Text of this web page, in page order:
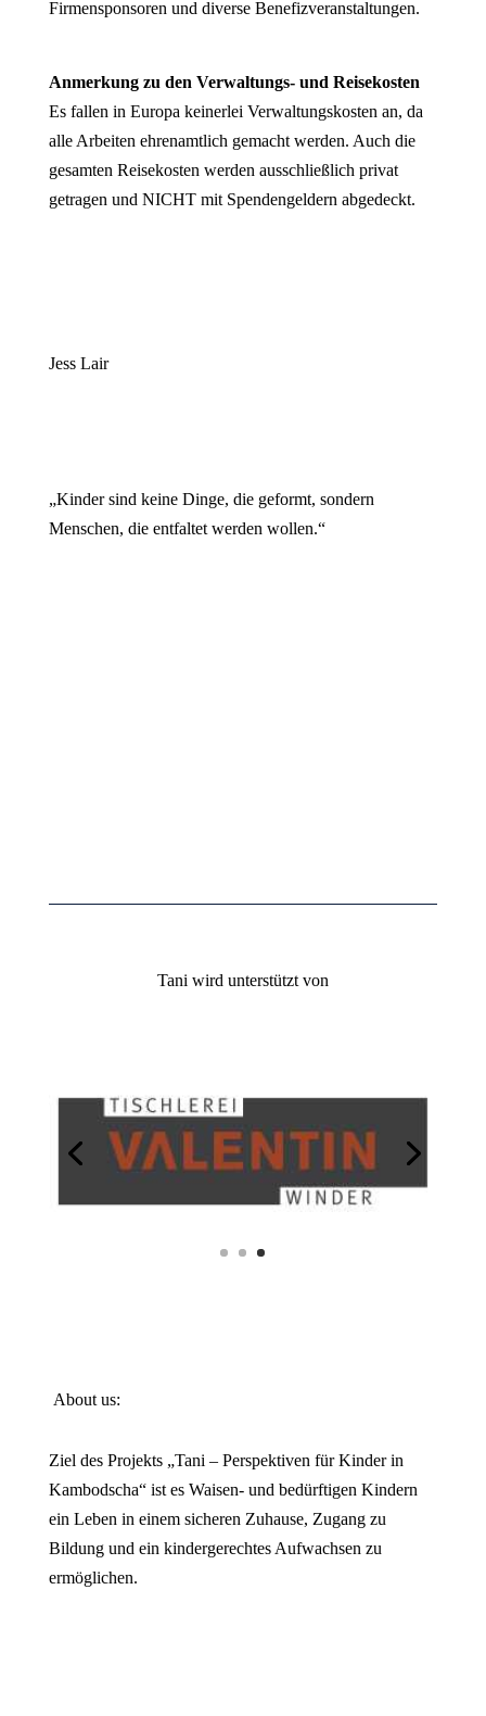
Firmensponsoren und diverse Benefizveranstaltungen.
Anmerkung zu den Verwaltungs- und Reisekosten
Es fallen in Europa keinerlei Verwaltungskosten an, da
alle Arbeiten ehrenamtlich gemacht werden. Auch die
gesamten Reisekosten werden ausschließlich privat
getragen und NICHT mit Spendengeldern abgedeckt.
Jess Lair
„Kinder sind keine Dinge, die geformt, sondern
Menschen, die entfaltet werden wollen.“
Tani wird unterstützt von
About us:
Ziel des Projekts „Tani – Perspektiven für Kinder in
Kambodscha“ ist es Waisen- und bedürftigen Kindern
ein Leben in einem sicheren Zuhause, Zugang zu
Bildung und ein kindergerechtes Aufwachsen zu
ermöglichen.